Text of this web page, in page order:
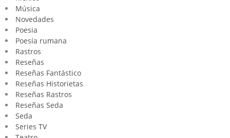
Música
Novedades
Poesia
Poesía rumana
Rastros
Reseñas
Reseñas Fantástico
Reseñas Historietas
Reseñas Rastros
Reseñas Seda
Seda
Series TV